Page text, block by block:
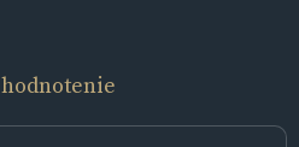
hodnotenie